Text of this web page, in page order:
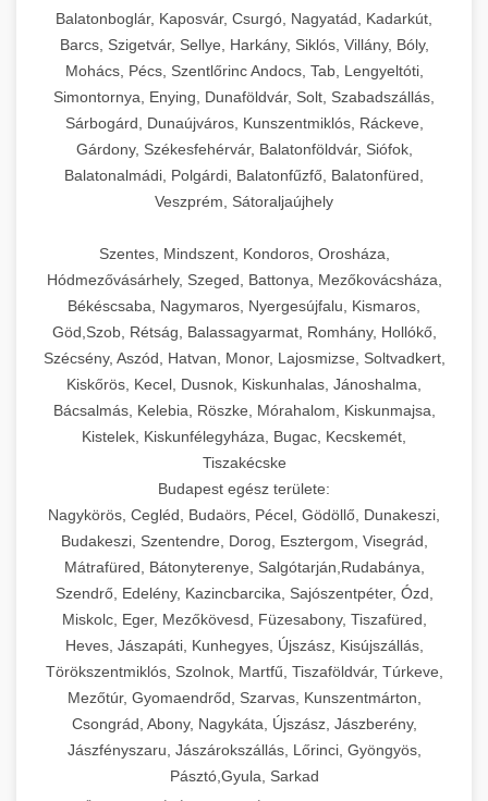
Balatonboglár, Kaposvár, Csurgó, Nagyatád, Kadarkút,
Barcs, Szigetvár, Sellye, Harkány, Siklós, Villány, Bóly,
Mohács, Pécs, Szentlőrinc Andocs, Tab, Lengyeltóti,
Simontornya, Enying, Dunaföldvár, Solt, Szabadszállás,
Sárbogárd, Dunaújváros, Kunszentmiklós, Ráckeve,
Gárdony, Székesfehérvár, Balatonföldvár, Siófok,
Balatonalmádi, Polgárdi, Balatonfűzfő, Balatonfüred,
Veszprém, Sátoraljaújhely
Szentes, Mindszent, Kondoros, Orosháza,
Hódmezővásárhely, Szeged, Battonya, Mezőkovácsháza,
Békéscsaba, Nagymaros, Nyergesújfalu, Kismaros,
Göd,Szob, Rétság, Balassagyarmat, Romhány, Hollókő,
Szécsény, Aszód, Hatvan, Monor, Lajosmizse, Soltvadkert,
Kiskőrös, Kecel, Dusnok, Kiskunhalas, Jánoshalma,
Bácsalmás, Kelebia, Röszke, Mórahalom, Kiskunmajsa,
Kistelek, Kiskunfélegyháza, Bugac, Kecskemét,
Tiszakécske
Budapest egész területe:
Nagykörös, Cegléd, Budaörs, Pécel, Gödöllő, Dunakeszi,
Budakeszi, Szentendre, Dorog, Esztergom, Visegrád,
Mátrafüred, Bátonyterenye, Salgótarján,Rudabánya,
Szendrő, Edelény, Kazincbarcika, Sajószentpéter, Ózd,
Miskolc, Eger, Mezőkövesd, Füzesabony, Tiszafüred,
Heves, Jászapáti, Kunhegyes, Újszász, Kisújszállás,
Törökszentmiklós, Szolnok, Martfű, Tiszaföldvár, Túrkeve,
Mezőtúr, Gyomaendrőd, Szarvas, Kunszentmárton,
Csongrád, Abony, Nagykáta, Újszász, Jászberény,
Jászfényszaru, Jászárokszállás, Lőrinci, Gyöngyös,
Pásztó,Gyula, Sarkad